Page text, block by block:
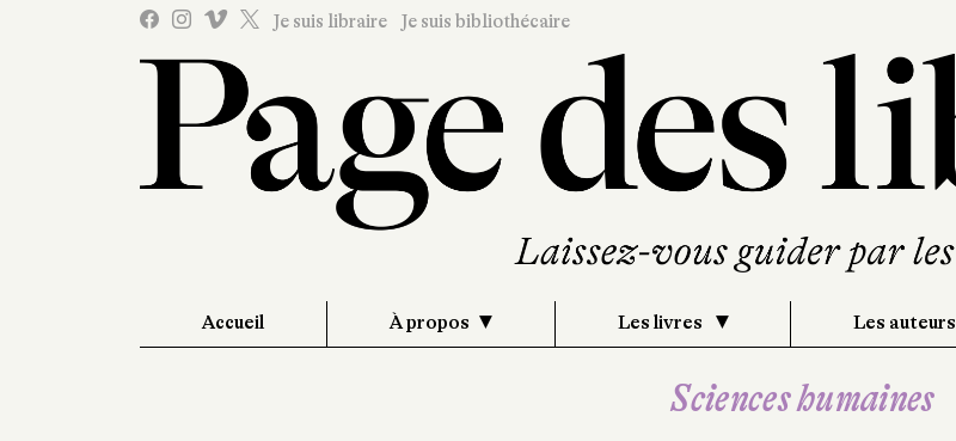
Je suis libraire Je suis bibliothécaire
Accueil À propos Les livres Les auteurs
Sciences humaines